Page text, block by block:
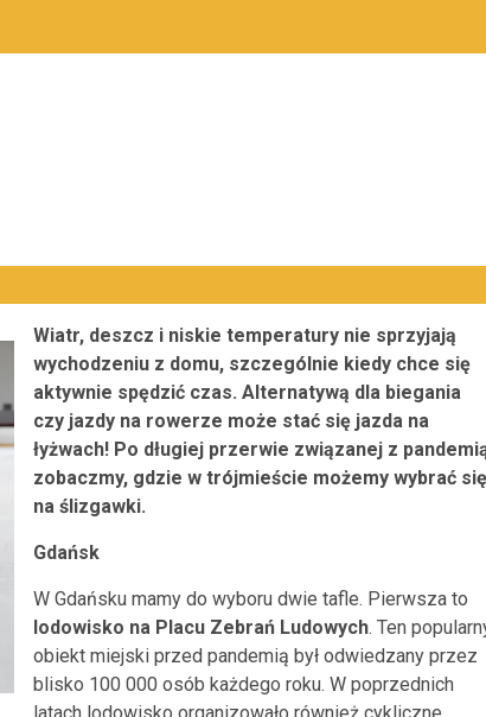
Wiatr, deszcz i niskie temperatury nie sprzyjają
wychodzeniu z domu, szczególnie kiedy chce się
aktywnie spędzić czas. Alternatywą dla biegania
czy jazdy na rowerze może stać się jazda na
łyżwach! Po długiej przerwie związanej z
zobaczmy, gdzie w trójmieście możemy wybrać się
na ślizgawki.
Gdańsk
W Gdańsku mamy do wyboru dwie tafle. Pierwsza to
lodowisko na Placu Zebrań Ludowych. Ten
obiekt miejski przed pandemią był odwiedzany przez
blisko 100 000 osób każdego roku. W poprzednich